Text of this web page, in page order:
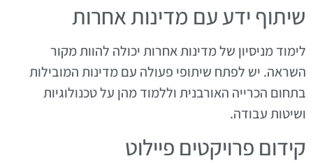
שיתוף ידע עם מדינות אחרות
לימוד מניסיון של מדינות אחרות יכולה להוות מקור
השראה. יש לפתח שיתופי פעולה עם מדינות המובילות
בתחום הכרייה האורבנית וללמוד מהן על טכנולוגיות
ושיטות עבודה.
קידום פרויקטים פיילוט